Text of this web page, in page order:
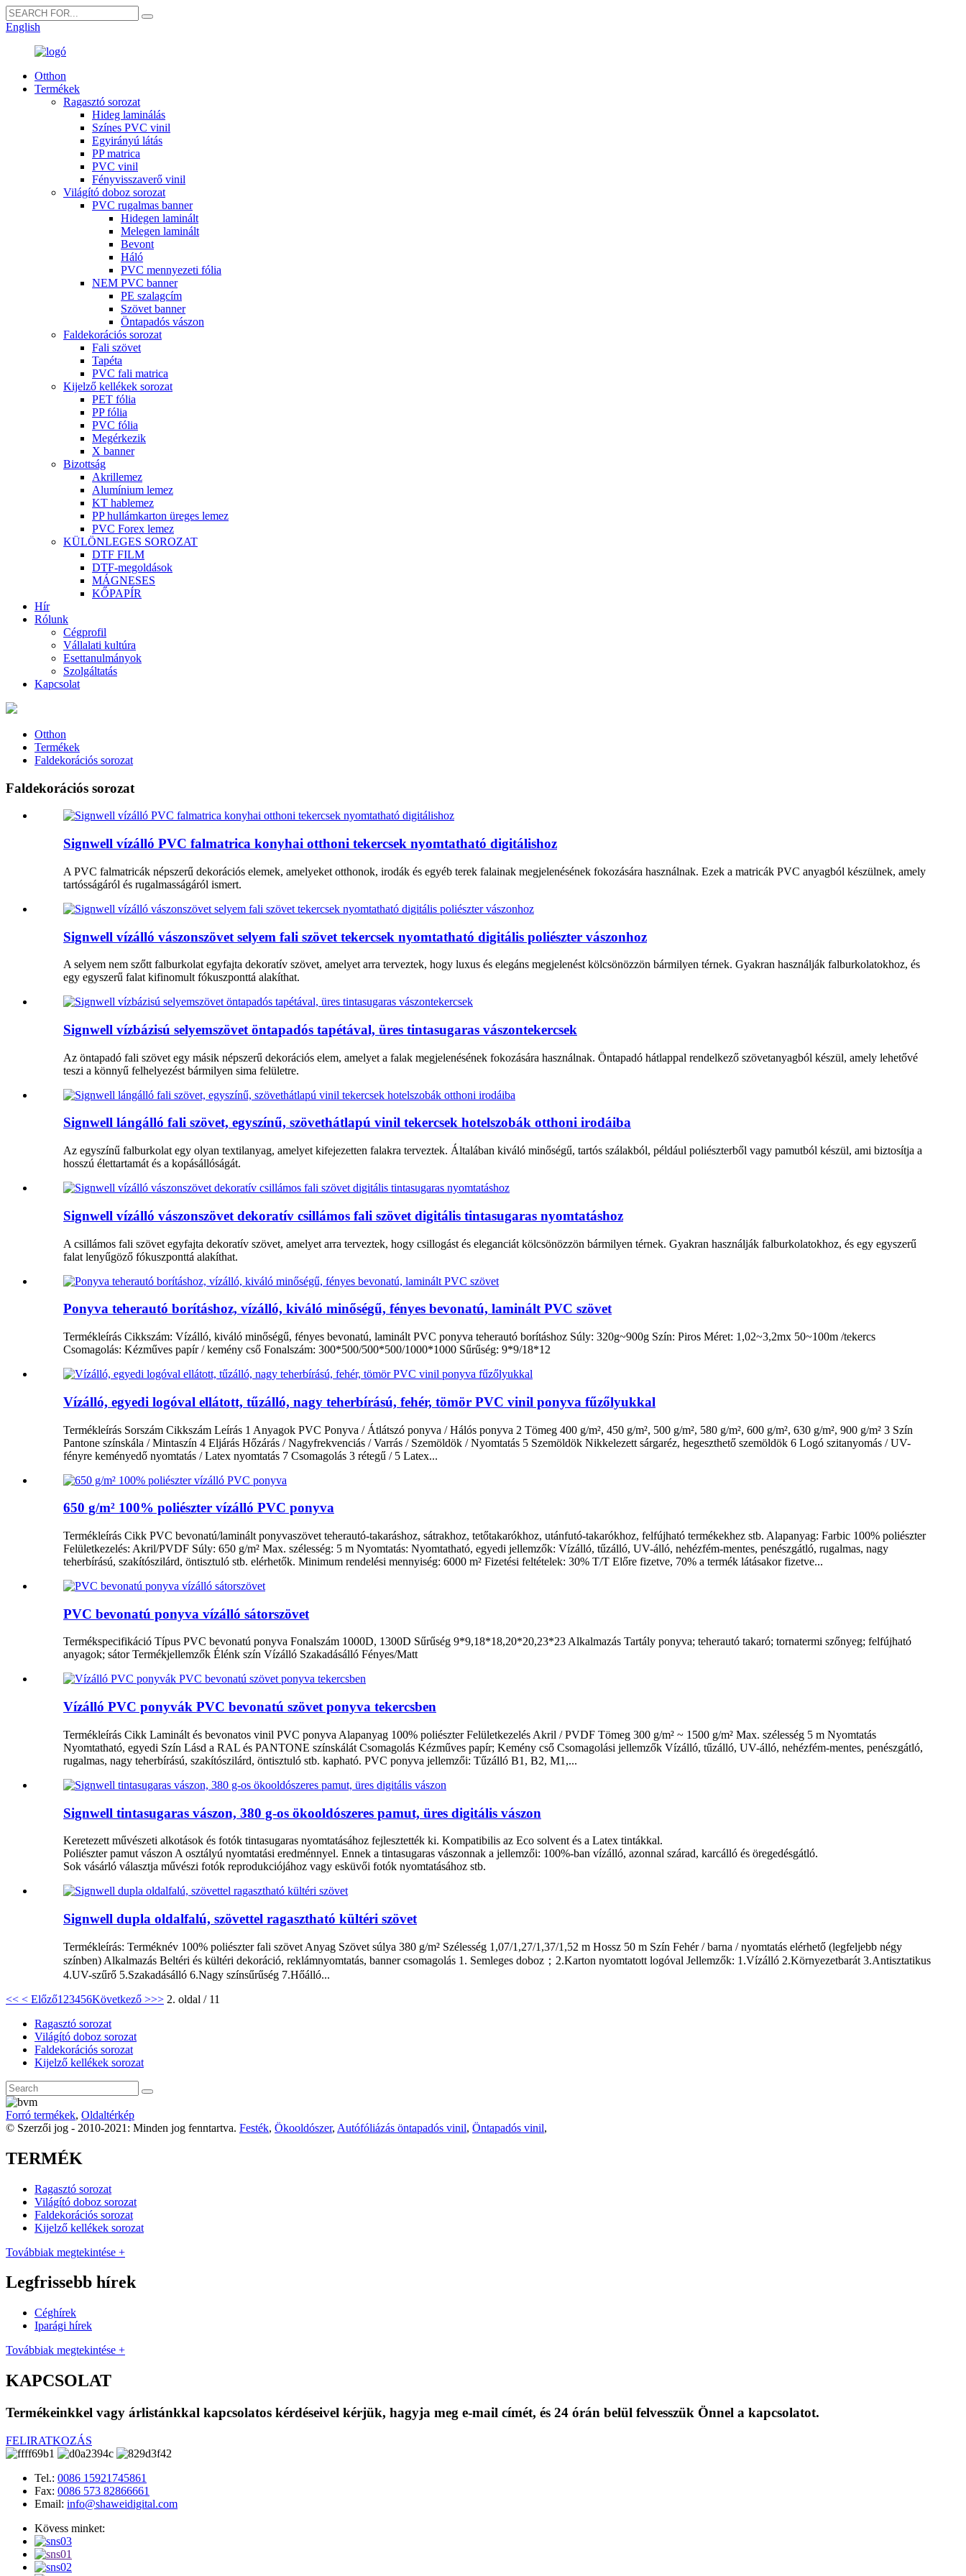
English
Otthon
Termékek
Ragasztó sorozat
Hideg laminálás
Színes PVC vinil
Egyirányú látás
PP matrica
PVC vinil
Fényvisszaverő vinil
Világító doboz sorozat
PVC rugalmas banner
Hidegen laminált
Melegen laminált
Bevont
Háló
PVC mennyezeti fólia
NEM PVC banner
PE szalagcím
Szövet banner
Öntapadós vászon
Faldekorációs sorozat
Fali szövet
Tapéta
PVC fali matrica
Kijelző kellékek sorozat
PET fólia
PP fólia
PVC fólia
Megérkezik
X banner
Bizottság
Akrillemez
Alumínium lemez
KT hablemez
PP hullámkarton üreges lemez
PVC Forex lemez
KÜLÖNLEGES SOROZAT
DTF FILM
DTF-megoldások
MÁGNESES
KŐPAPÍR
Hír
Rólunk
Cégprofil
Vállalati kultúra
Esettanulmányok
Szolgáltatás
Kapcsolat
Otthon
Termékek
Faldekorációs sorozat
Faldekorációs sorozat
Signwell vízálló PVC falmatrica konyhai otthoni tekercsek nyomtatható digitálishoz
A PVC falmatricák népszerű dekorációs elemek, amelyeket otthonok, irodák és egyéb terek falainak megjelenésének fokozására használnak. Ezek a matricák PVC anyagból készülnek, amely
tartósságáról és rugalmasságáról ismert.
Signwell vízálló vászonszövet selyem fali szövet tekercsek nyomtatható digitális poliészter vászonhoz
A selyem nem szőtt falburkolat egyfajta dekoratív szövet, amelyet arra terveztek, hogy luxus és elegáns megjelenést kölcsönözzön bármilyen térnek. Gyakran használják falburkolatokhoz, és
egy egyszerű falat kifinomult fókuszponttá alakíthat.
Signwell vízbázisú selyemszövet öntapadós tapétával, üres tintasugaras vászontekercsek
Az öntapadó fali szövet egy másik népszerű dekorációs elem, amelyet a falak megjelenésének fokozására használnak. Öntapadó hátlappal rendelkező szövetanyagból készül, amely lehetővé
teszi a könnyű felhelyezést bármilyen sima felületre.
Signwell lángálló fali szövet, egyszínű, szövethátlapú vinil tekercsek hotelszobák otthoni irodáiba
Az egyszínű falburkolat egy olyan textilanyag, amelyet kifejezetten falakra terveztek. Általában kiváló minőségű, tartós szálakból, például poliészterből vagy pamutból készül, ami biztosítja a
hosszú élettartamát és a kopásállóságát.
Signwell vízálló vászonszövet dekoratív csillámos fali szövet digitális tintasugaras nyomtatáshoz
A csillámos fali szövet egyfajta dekoratív szövet, amelyet arra terveztek, hogy csillogást és eleganciát kölcsönözzön bármilyen térnek. Gyakran használják falburkolatokhoz, és egy egyszerű
falat lenyűgöző fókuszponttá alakíthat.
Ponyva teherautó borításhoz, vízálló, kiváló minőségű, fényes bevonatú, laminált PVC szövet
Termékleírás Cikkszám: Vízálló, kiváló minőségű, fényes bevonatú, laminált PVC ponyva teherautó borításhoz Súly: 320g~900g Szín: Piros Méret: 1,02~3,2mx 50~100m /tekercs
Csomagolás: Kézműves papír / kemény cső Fonalszám: 300*500/500*500/1000*1000 Sűrűség: 9*9/18*12
Vízálló, egyedi logóval ellátott, tűzálló, nagy teherbírású, fehér, tömör PVC vinil ponyva fűzőlyukkal
Termékleírás Sorszám Cikkszám Leírás 1 Anyagok PVC Ponyva / Átlátszó ponyva / Hálós ponyva 2 Tömeg 400 g/m², 450 g/m², 500 g/m², 580 g/m², 600 g/m², 630 g/m², 900 g/m² 3 Szín
Pantone színskála / Mintaszín 4 Eljárás Hőzárás / Nagyfrekvenciás / Varrás / Szemöldök / Nyomtatás 5 Szemöldök Nikkelezett sárgaréz, hegeszthető szemöldök 6 Logó szitanyomás / UV-
fényre keményedő nyomtatás / Latex nyomtatás 7 Csomagolás 3 rétegű / 5 Latex...
650 g/m² 100% poliészter vízálló PVC ponyva
Termékleírás Cikk PVC bevonatú/laminált ponyvaszövet teherautó-takaráshoz, sátrakhoz, tetőtakarókhoz, utánfutó-takarókhoz, felfújható termékekhez stb. Alapanyag: Farbic 100% poliészter
Felületkezelés: Akril/PVDF Súly: 650 g/m² Max. szélesség: 5 m Nyomtatás: Nyomtatható, egyedi jellemzők: Vízálló, tűzálló, UV-álló, nehézfém-mentes, penészgátló, rugalmas, nagy
teherbírású, szakítószilárd, öntisztuló stb. elérhetők. Minimum rendelési mennyiség: 6000 m² Fizetési feltételek: 30% T/T Előre fizetve, 70% a termék látásakor fizetve...
PVC bevonatú ponyva vízálló sátorszövet
Termékspecifikáció Típus PVC bevonatú ponyva Fonalszám 1000D, 1300D Sűrűség 9*9,18*18,20*20,23*23 Alkalmazás Tartály ponyva; teherautó takaró; tornatermi szőnyeg; felfújható
anyagok; sátor Termékjellemzők Élénk szín Vízálló Szakadásálló Fényes/Matt
Vízálló PVC ponyvák PVC bevonatú szövet ponyva tekercsben
Termékleírás Cikk Laminált és bevonatos vinil PVC ponyva Alapanyag 100% poliészter Felületkezelés Akril / PVDF Tömeg 300 g/m² ~ 1500 g/m² Max. szélesség 5 m Nyomtatás
Nyomtatható, egyedi Szín Lásd a RAL és PANTONE színskálát Csomagolás Kézműves papír; Kemény cső Csomagolási jellemzők Vízálló, tűzálló, UV-álló, nehézfém-mentes, penészgátló,
rugalmas, nagy teherbírású, szakítószilárd, öntisztuló stb. kapható. PVC ponyva jellemzői: Tűzálló B1, B2, M1,...
Signwell tintasugaras vászon, 380 g-os ökooldószeres pamut, üres digitális vászon
Keretezett művészeti alkotások és fotók tintasugaras nyomtatásához fejlesztették ki. Kompatibilis az Eco solvent és a Latex tintákkal.
Poliészter pamut vászon A osztályú nyomtatási eredménnyel. Ennek a tintasugaras vászonnak a jellemzői: 100%-ban vízálló, azonnal szárad, karcálló és öregedésgátló.
Sok vásárló választja művészi fotók reprodukciójához vagy esküvői fotók nyomtatásához stb.
Signwell dupla oldalfalú, szövettel ragasztható kültéri szövet
Termékleírás: Terméknév 100% poliészter fali szövet Anyag Szövet súlya 380 g/m² Szélesség 1,07/1,27/1,37/1,52 m Hossz 50 m Szín Fehér / barna / nyomtatás elérhető (legfeljebb négy
színben) Alkalmazás Beltéri és kültéri dekoráció, reklámnyomtatás, banner csomagolás 1. Semleges doboz；2.Karton nyomtatott logóval Jellemzők: 1.Vízálló 2.Környezetbarát 3.Antisztatikus
4.UV-szűrő 5.Szakadásálló 6.Nagy színsűrűség 7.Hőálló...
<< < Előző1 23456Következő >>> 2. oldal / 11
Ragasztó sorozat
Világító doboz sorozat
Faldekorációs sorozat
Kijelző kellékek sorozat
Forró termékek, Oldaltérkép
© Szerzői jog - 2010-2021: Minden jog fenntartva. Festék, Ökooldószer, Autófóliázás öntapadós vinil, Öntapadós vinil,
TERMÉK
Ragasztó sorozat
Világító doboz sorozat
Faldekorációs sorozat
Kijelző kellékek sorozat
Továbbiak megtekintése +
Legfrissebb hírek
Céghírek
Iparági hírek
Továbbiak megtekintése +
KAPCSOLAT
Termékeinkkel vagy árlistánkkal kapcsolatos kérdéseivel kérjük, hagyja meg e-mail címét, és 24 órán belül felvesszük Önnel a kapcsolatot.
FELIRATKOZÁS
Tel.: 0086 15921745861
Fax: 0086 573 82866661
Email: info@shaweidigital.com
Kövess minket: